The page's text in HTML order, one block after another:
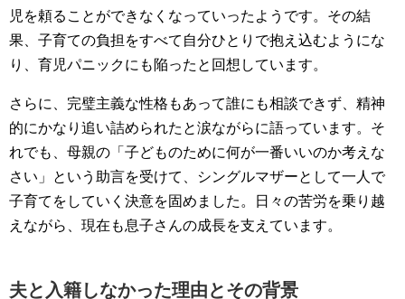
児を頼ることができなくなっていったようです。その結
果、子育ての負担をすべて自分ひとりで抱え込むようにな
り、育児パニックにも陥ったと回想しています。
さらに、完璧主義な性格もあって誰にも相談できず、精神
的にかなり追い詰められたと涙ながらに語っています。そ
れでも、母親の「子どものために何が一番いいのか考えな
さい」という助言を受けて、シングルマザーとして一人で
子育てをしていく決意を固めました。日々の苦労を乗り越
えながら、現在も息子さんの成長を支えています。
夫と入籍しなかった理由とその背景